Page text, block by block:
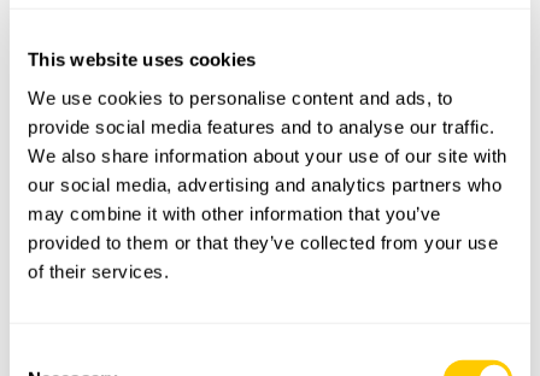
This website uses cookies
We use cookies to personalise content and ads, to
provide social media features and to analyse our traffic.
We also share information about your use of our site with
our social media, advertising and analytics partners who
may combine it with other information that you’ve
provided to them or that they’ve collected from your use
of their services.
Aparejo De Dos Polea Estándar
Aparejo De Tres Poleas Estándar